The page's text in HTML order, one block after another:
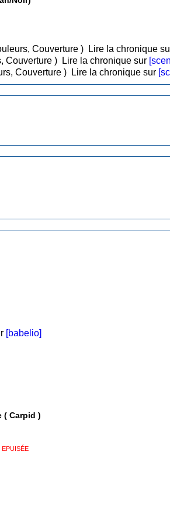
Couleurs, Couverture ) Lire la chronique
Couverture ) Lire la chronique sur
Couverture ) Lire la chronique sur
[babelio]
( Carpid )
EPUISÉE